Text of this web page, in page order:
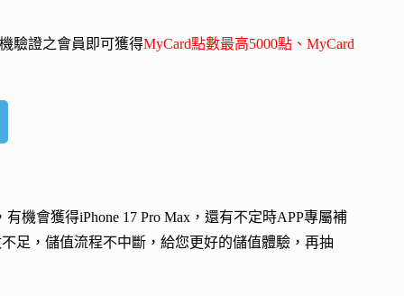
機驗證之會員即可獲得MyCard點數最高5000點、MyCard
有機會獲得iPhone 17 Pro Max ，還有不定時APP專屬補
足，儲值流程不中斷，給您更好的儲值體驗，再抽